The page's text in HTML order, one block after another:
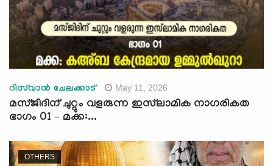
റിസ്‍വാന്‍ ചേലക്കാട് May 11, 2026
മസ്ജിദിന് ചുറ്റും വളരുന്ന ഇസ്‍ലാമിക നാഗരികത
ഭാഗം 01 – മക്ക:...
OTHERS